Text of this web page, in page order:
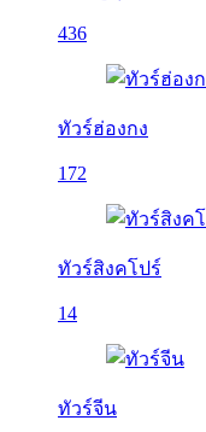
436
ทัวร์ฮ่องกง
172
ทัวร์สิงคโปร์
14
ทัวร์จีน